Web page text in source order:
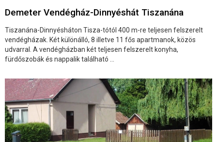
Demeter Vendégház-Dinnyéshát Tiszanána
Tiszanána-Dinnyésháton Tisza-tótól 400 m-re teljesen felszerelt
vendégházak. Két különálló, 8 illetve 11 fős apartmanok, közös
udvarral. A vendégházban két teljesen felszerelt konyha,
fürdőszobák és nappalik található ...